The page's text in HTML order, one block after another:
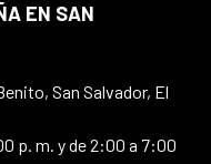
EN SAN
San Salvador, El
p. m. y de 2:00 a 7:00